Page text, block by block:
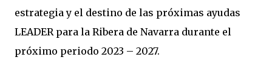
estrategia y el destino de las próximas ayudas
LEADER para la Ribera de Navarra durante el
próximo periodo 2023 – 2027.